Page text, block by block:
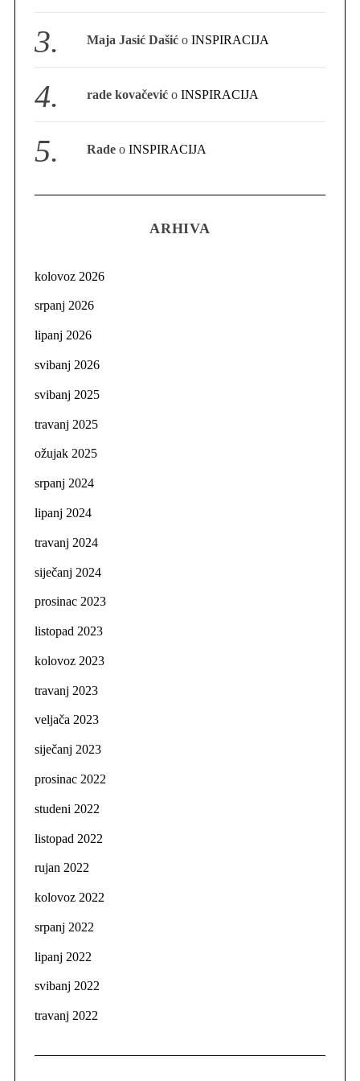
Maja Jasić Dašić oINSPIRACIJA
rade kovačević oINSPIRACIJA
Rade oINSPIRACIJA
ARHIVA
kolovoz 2026
srpanj 2026
lipanj 2026
svibanj 2026
svibanj 2025
travanj 2025
ožujak 2025
srpanj 2024
lipanj 2024
travanj 2024
siječanj 2024
prosinac 2023
listopad 2023
kolovoz 2023
travanj 2023
veljača 2023
siječanj 2023
prosinac 2022
studeni 2022
listopad 2022
rujan 2022
kolovoz 2022
srpanj 2022
lipanj 2022
svibanj 2022
travanj 2022